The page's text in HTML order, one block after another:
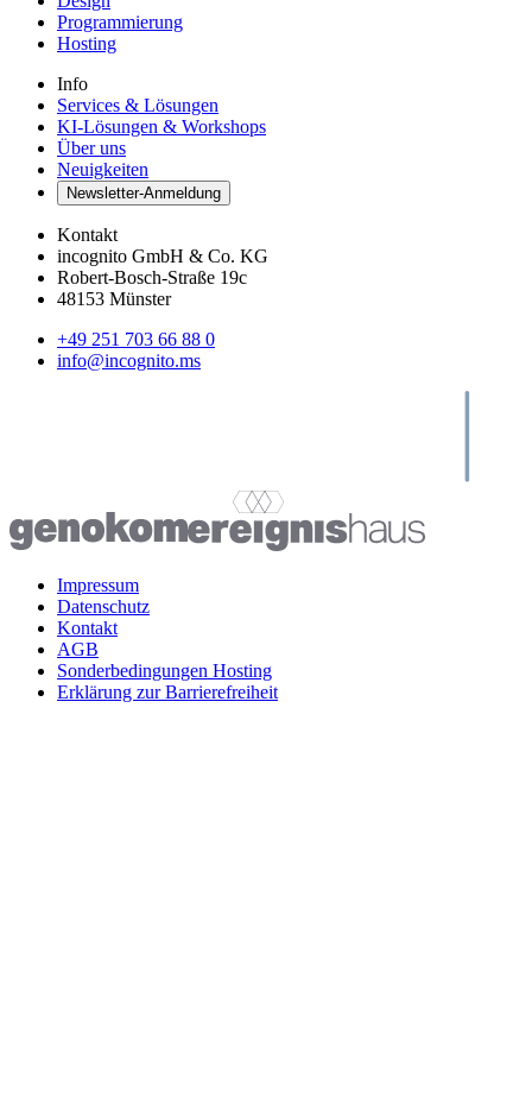
Programmierung
Hosting
Info
Services & Lösungen
KI-Lösungen & Workshops
Über uns
Neuigkeiten
Newsletter-Anmeldung
Kontakt
incognito GmbH & Co. KG
Robert-Bosch-Straße 19c
48153 Münster
+49 251 703 66 88 0
info@incognito.ms
Impressum
Datenschutz
Kontakt
AGB
Sonderbedingungen Hosting
Erklärung zur Barrierefreiheit